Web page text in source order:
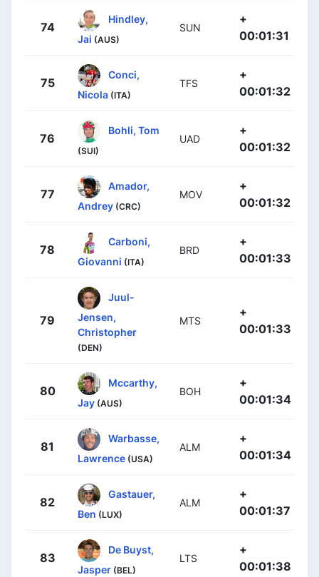
74
Hindley,
Jai (AUS)
SUN
+
00:01:31
75
Conci,
Nicola (ITA)
TFS
+
00:01:32
76
Bohli, Tom
(SUI)
UAD
+
00:01:32
77
Amador,
Andrey (CRC)
MOV
+
00:01:32
78
Carboni,
Giovanni (ITA)
BRD
+
00:01:33
79
Juul-
Jensen,
Christopher
(DEN)
MTS
+
00:01:33
80
Mccarthy,
Jay (AUS)
BOH
+
00:01:34
81
Warbasse,
Lawrence (USA)
ALM
+
00:01:34
82
Gastauer,
Ben (LUX)
ALM
+
00:01:37
83
De Buyst,
Jasper (BEL)
LTS
+
00:01:38